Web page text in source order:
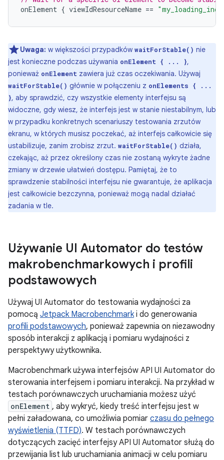
onElement { viewIdResourceName ==
Uwaga: w większości przypadków waitForStable() nie
jest konieczne podczas używania onElement { ... },
ponieważ onElement zawiera już czas oczekiwania. Używaj
waitForStable() głównie w połączeniu z onElements { ...
}, aby sprawdzić, czy wszystkie elementy interfejsu są
widoczne, gdy wiesz, że interfejs jest w stanie niestabilnym, lub
w przypadku konkretnych scenariuszy testowania zrzutów
ekranu, w których musisz poczekać, aż interfejs całkowicie się
ustabilizuje, zanim zrobisz zrzut. waitForStable() działa,
czekając, aż przez określony czas nie zostaną wykryte żadne
zmiany w drzewie ułatwień dostępu. Pamiętaj, że to
sprawdzenie stabilności interfejsu nie gwarantuje, że aplikacja
jest całkowicie bezczynna, ponieważ mogą nadal działać
zadania w tle.
Używanie UI Automator do testów
makrobenchmarkowych i profili
podstawowych
Używaj UI Automator do testowania wydajności za
pomocą Jetpack Macrobenchmarki do generowania
profili podstawowych, ponieważ zapewnia on niezawodny
sposób interakcji z aplikacją i pomiaru wydajności z
perspektywy użytkownika.
Macrobenchmark używa interfejsów API UI Automator do
sterowania interfejsem i pomiaru interakcji. Na przykład w
testach porównawczych uruchamiania możesz użyć
onElement , aby wykryć, kiedy treść interfejsu jest w
pełni załadowana, co umożliwia pomiar czasu do pełnego
wyświetlenia (TTFD). W testach porównawczych
dotyczących zacięć interfejsy API UI Automator służą do
przewijania list lub uruchamiania animacji w celu pomiaru